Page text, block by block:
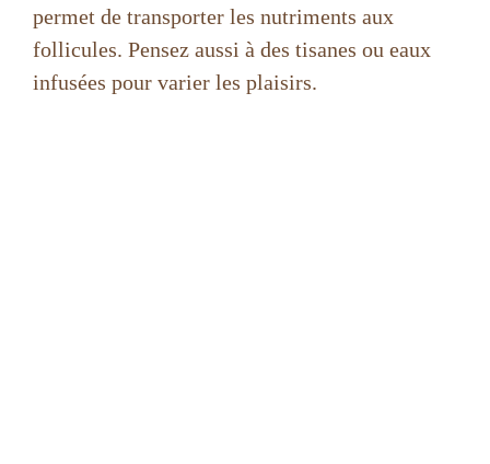
permet de transporter les nutriments aux
follicules. Pensez aussi à des tisanes ou eaux
infusées pour varier les plaisirs.